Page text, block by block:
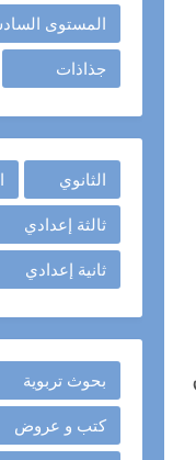
المستوى
جذاذات
الثانوي
ثالثة إعدادي
ثانية إعدادي
بحوث تربوية
كتب و عروض